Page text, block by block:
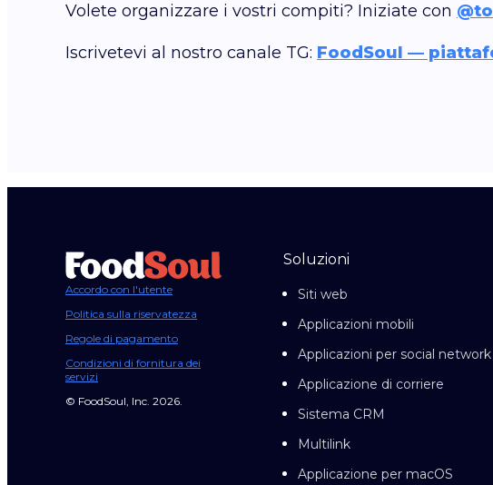
Volete organizzare i vostri compiti? Iniziate con
Iscrivetevi al nostro canale TG: FoodSoul —
Accordo con l'utente
Politica sulla riservatezza
Regole di pagamento
Condizioni di fornitura dei
servizi
© FoodSoul, Inc. 2026.
Soluzioni
Siti web
Applicazioni mobili
Applicazioni per social network
Applicazione di corriere
Sistema CRM
Multilink
Applicazione per macOS